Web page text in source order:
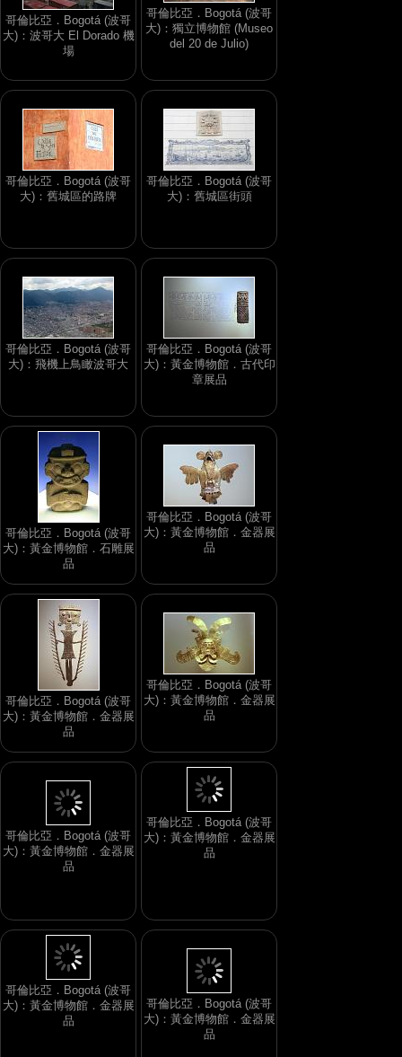
哥倫比亞．Bogotá (波哥
大)：波哥大 El Dorado 機
場
哥倫比亞．Bogotá (波哥
大)：獨立博物館 (Museo
del 20 de Julio)
哥倫比亞．Bogotá (波哥
大)：舊城區的路牌
哥倫比亞．Bogotá (波哥
大)：舊城區街頭
哥倫比亞．Bogotá (波哥
大)：飛機上鳥瞰波哥大
哥倫比亞．Bogotá (波哥
大)：黃金博物館．古代印
章展品
哥倫比亞．Bogotá (波哥
大)：黃金博物館．石雕展
品
哥倫比亞．Bogotá (波哥
大)：黃金博物館．金器展
品
哥倫比亞．Bogotá (波哥
大)：黃金博物館．金器展
品
哥倫比亞．Bogotá (波哥
大)：黃金博物館．金器展
品
哥倫比亞．Bogotá (波哥
大)：黃金博物館．金器展
哥倫比亞．Bogotá (波哥
大)：黃金博物館．金器展